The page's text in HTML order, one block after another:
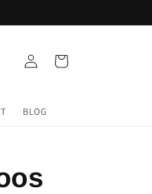
BLOG
InloggenWinkelwagen